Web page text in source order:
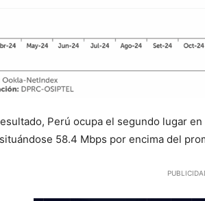
Perú ocupa el segundo lugar
58.4 Mbps por encima del